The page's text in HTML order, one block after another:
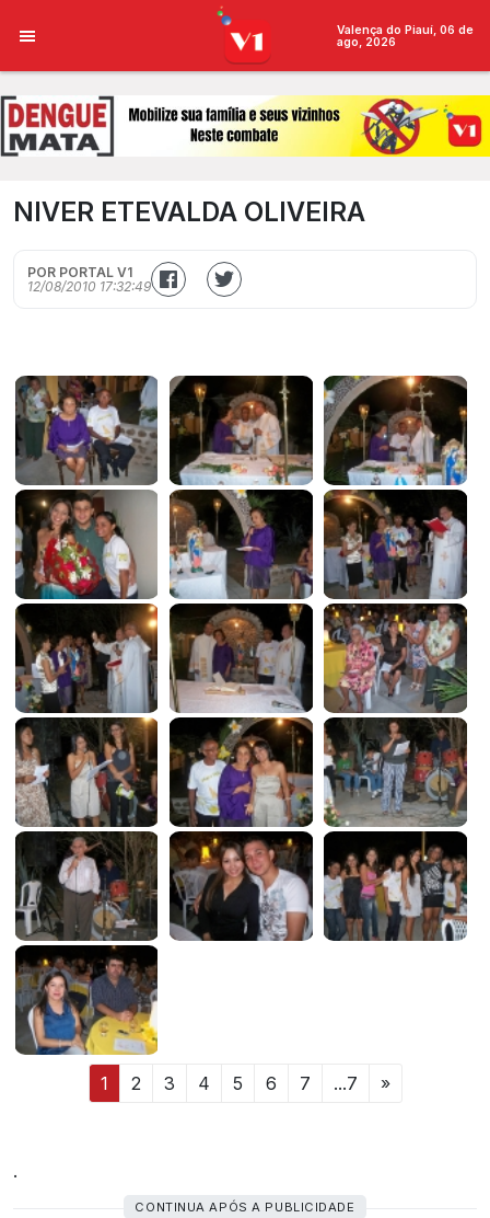
Valença do Piauí, 06 de
ago, 2026
NIVER ETEVALDA OLIVEIRA
POR PORTAL V1
12/08/2010 17:32:49
1 2 3 4 5 6 7 ...7 »
.
CONTINUA APÓS A PUBLICIDADE